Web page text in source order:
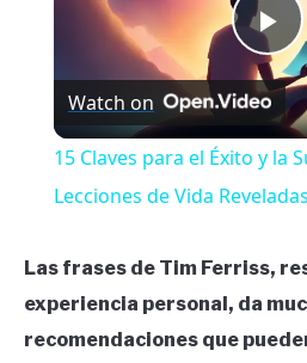
Watch on
15 Claves para el Éxito y la
Lecciones de Vida Reveladas
Las frases de Tim Ferriss,
experiencia personal, da
recomendaciones que